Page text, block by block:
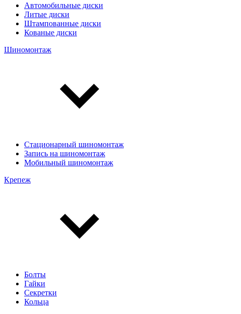
Автомобильные диски
Литые диски
Штампованные диски
Кованые диски
Шиномонтаж
Стационарный шиномонтаж
Запись на шиномонтаж
Мобильный шиномонтаж
Крепеж
Болты
Гайки
Секретки
Кольца